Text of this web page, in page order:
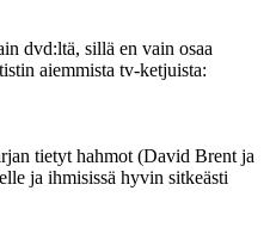
dvd:ltä, sillä en vain osaa
aiemmista tv-ketjuista:
tietyt hahmot (David Brent ja
ja ihmisissä hyvin sitkeästi